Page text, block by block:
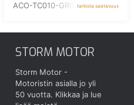
ACO-TC010-GR002tarkista saatavuus
STORM MOTOR
Storm Motor -
Motoristin asialla jo yli
50 vuotta. Klikkaa ja lue